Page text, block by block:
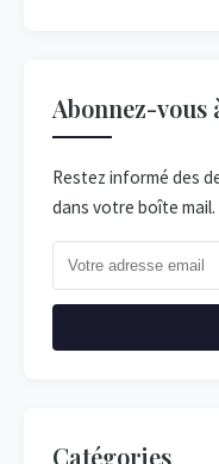
Abonnez-vous
Restez informé des
dans votre boîte mail.
Catégories